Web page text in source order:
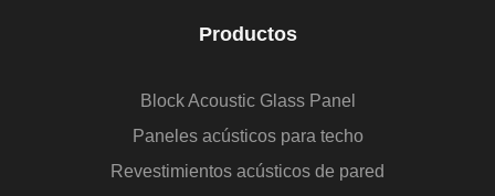
Productos
Block Acoustic Glass Panel
Paneles acústicos para techo
Revestimientos acústicos de pared